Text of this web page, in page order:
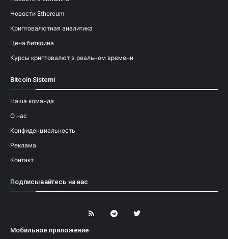
Новости Ethereum
Криптовалютная аналитика
Цена биткоина
Курсы криптовалют в реальном времени
Bitcoin Sistemi
Наша команда
О нас
Конфиденциальность
Реклама
Контакт
Подписывайтесь на нас
Мобильное приложение